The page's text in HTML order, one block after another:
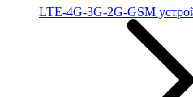
LTE-4G-3G-2G-GSM